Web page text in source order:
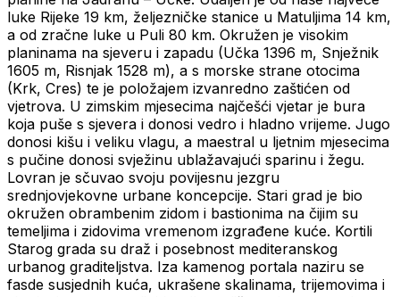
luke Rijeke 19 km, željezničke stanice u Matuljima 14 km,
a od zračne luke u Puli 80 km. Okružen je visokim
planinama na sjeveru i zapadu (Učka 1396 m, Snježnik
1605 m, Risnjak 1528 m), a s morske strane otocima
(Krk, Cres) te je položajem izvanredno zaštićen od
vjetrova. U zimskim mjesecima najčešći vjetar je bura
koja puše s sjevera i donosi vedro i hladno vrijeme. Jugo
donosi kišu i veliku vlagu, a maestral u ljetnim mjesecima
s pučine donosi svježinu ublažavajući sparinu i žegu.
Lovran je sčuvao svoju povijesnu jezgru
srednjovjekovne urbane koncepcije. Stari grad je bio
okružen obrambenim zidom i bastionima na čijim su
temeljima i zidovima vremenom izgrađene kuće. Kortili
Starog grada su draž i posebnost mediteranskog
urbanog graditeljstva. Iza kamenog portala naziru se
fasde susjednih kuća, ukrašene skalinama, trijemovima i